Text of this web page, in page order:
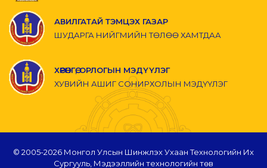
АВИЛГАТАЙ ТЭМЦЭХ ГАЗАР
ШУДАРГА НИЙГМИЙН ТӨЛӨӨ ХАМТДАА
ХӨРӨНГӨ, ОРЛОГЫН МЭДҮҮЛЭГ
ХУВИЙН АШИГ СОНИРХОЛЫН МЭДҮҮЛЭГ
© 2005-2026 Монгол Улсын Шинжлэх Ухаан Технологийн Их
Сургууль, Мэдээллийн технологийн төв